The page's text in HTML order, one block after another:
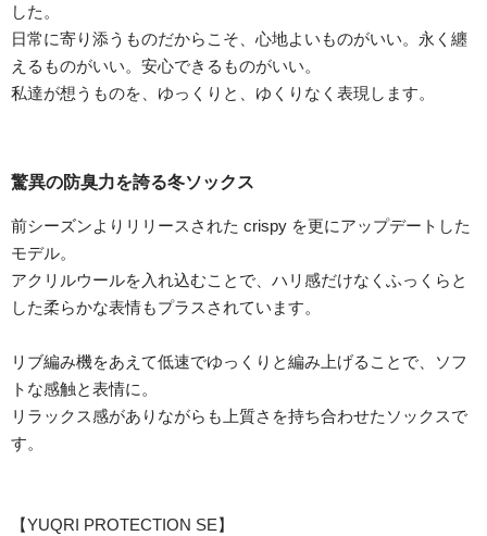
した。
日常に寄り添うものだからこそ、心地よいものがいい。永く纏
えるものがいい。安心できるものがいい。
私達が想うものを、ゆっくりと、ゆくりなく表現します。
驚異の防臭力を誇る冬ソックス
前シーズンよりリリースされた crispy を更にアップデートした
モデル。
アクリルウールを入れ込むことで、ハリ感だけなくふっくらと
した柔らかな表情もプラスされています。
リブ編み機をあえて低速でゆっくりと編み上げることで、ソフ
トな感触と表情に。
リラックス感がありながらも上質さを持ち合わせたソックスで
す。
【YUQRI PROTECTION SE】